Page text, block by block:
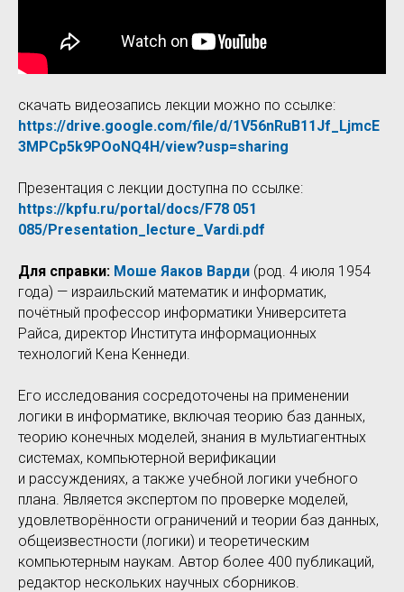
скачать видеозапись лекции можно по ссылке:
https://drive.google.com/file/d/1V56nRuB11Jf_LjmcE
3MPCp5k9POoNQ4H/view?usp=sharing
Презентация с лекции доступна по ссылке:
https://kpfu.ru/portal/docs/F78 051
085/Presentation_lecture_Vardi.pdf
Для справки: Моше Яаков Варди (род. 4 июля 1954
года) — израильский математик и информатик,
почётный профессор информатики Университета
Райса, директор Института информационных
технологий Кена Кеннеди.
Его исследования сосредоточены на применении
логики в информатике, включая теорию баз данных,
теорию конечных моделей, знания в мультиагентных
системах, компьютерной верификации
и рассуждениях, а также учебной логики учебного
плана. Является экспертом по проверке моделей,
удовлетворённости ограничений и теории баз данных,
общеизвестности (логики) и теоретическим
компьютерным наукам. Автор более 400 публикаций,
редактор нескольких научных сборников.